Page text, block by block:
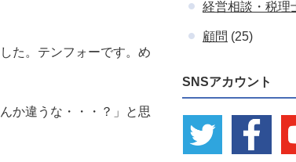
た。テンフォーです。め
か違うな・・・？」と思
経営相談・税理
顧問 (25)
SNSアカウント